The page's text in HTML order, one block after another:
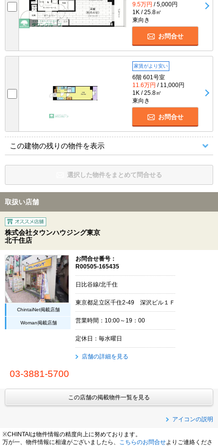
9.5万円 / 5,000円
1K / 25.8㎡
東向き
お問合せ
家賃がより安い
6階 601号室
11.6万円 / 11,000円
1K / 25.8㎡
東向き
お問合せ
この建物の残りの物件を表示
選択した物件をまとめて問合せる
取扱い店舗
株式会社タウンハウジング東京
北千住店
ChintaiNet掲載店舗
Woman掲載店舗
お問合せ番号：
R00505-165435
日比谷線/北千住
東京都足立区千住2-49 深沢ビル１Ｆ
営業時間：10:00～19：00
定休日：毎水曜日
店舗の詳細を見る
03-3881-5700
この店舗の掲載物件一覧を見る
アイコンの説明
※CHINTAIは物件情報の精度向上に努めております。
万が一、物件情報に相違がございましたら、
こちらのお問合せよりご連絡くださ